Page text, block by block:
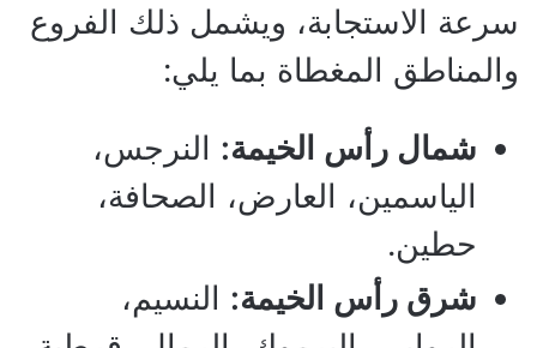
سرعة الاستجابة، ويشمل ذلك الفروع
والمناطق المغطاة بما يلي:
شمال رأس الخيمة: النرجس،
الياسمين، العارض، الصحافة،
حطين.
شرق رأس الخيمة: النسيم،